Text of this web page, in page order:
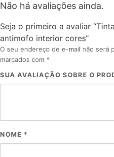
Não há avaliações ainda.
Seja o primeiro a avaliar
antimofo interior cores”
O seu endereço de e-mail não será
marcados com *
SUA AVALIAÇÃO SOBRE O
NOME *